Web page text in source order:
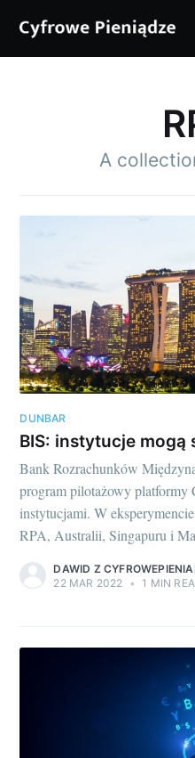
A
DUNBAR
BIS: instytucje mogą
Bank Rozrachunków
program pilotażowy
instytucjami. W
RPA, Australii, Singapuru i
DAWID Z
22 MAR 2022 • 1 MIN